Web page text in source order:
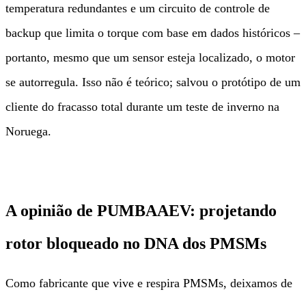
temperatura redundantes e um circuito de controle de
backup que limita o torque com base em dados históricos –
portanto, mesmo que um sensor esteja localizado, o motor
se autorregula. Isso não é teórico; salvou o protótipo de um
cliente do fracasso total durante um teste de inverno na
Noruega.
A opinião de PUMBAAEV: projetando
rotor bloqueado no DNA dos PMSMs
Como fabricante que vive e respira PMSMs, deixamos de